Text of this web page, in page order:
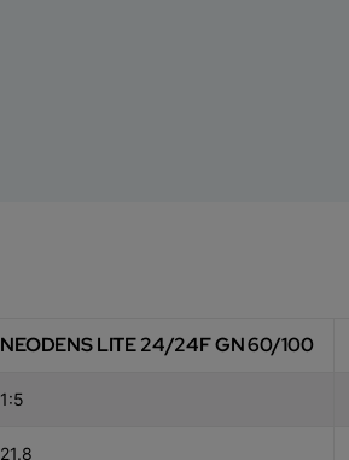
NEODENS LITE 24/24F GN 60/100
1:5
21.8